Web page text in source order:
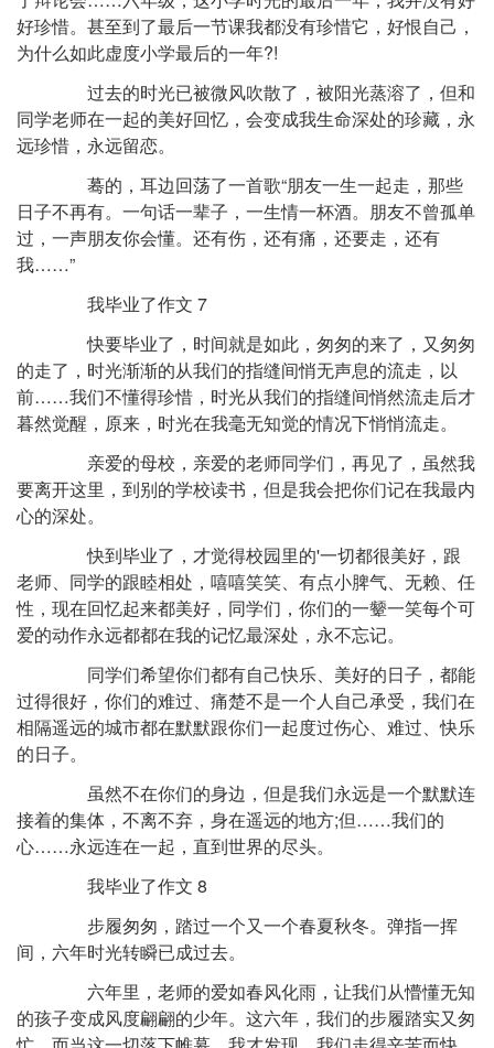
好珍惜。甚至到了最后一节课我都没有珍惜它，好恨自己，
为什么如此虚度小学最后的一年?!
过去的时光已被微风吹散了，被阳光蒸溶了，但和
同学老师在一起的美好回忆，会变成我生命深处的珍藏，永
远珍惜，永远留恋。
蓦的，耳边回荡了一首歌“朋友一生一起走，那些
日子不再有。一句话一辈子，一生情一杯酒。朋友不曾孤单
过，一声朋友你会懂。还有伤，还有痛，还要走，还有
我……”
我毕业了作文 7
快要毕业了，时间就是如此，匆匆的来了，又匆匆
的走了，时光渐渐的从我们的指缝间悄无声息的流走，以
前……我们不懂得珍惜，时光从我们的指缝间悄然流走后才
暮然觉醒，原来，时光在我毫无知觉的情况下悄悄流走。
亲爱的母校，亲爱的老师同学们，再见了，虽然我
要离开这里，到别的学校读书，但是我会把你们记在我最内
心的深处。
快到毕业了，才觉得校园里的'一切都很美好，跟
老师、同学的跟睦相处，嘻嘻笑笑、有点小脾气、无赖、任
性，现在回忆起来都美好，同学们，你们的一颦一笑每个可
爱的动作永远都都在我的记忆最深处，永不忘记。
同学们希望你们都有自己快乐、美好的日子，都能
过得很好，你们的难过、痛楚不是一个人自己承受，我们在
相隔遥远的城市都在默默跟你们一起度过伤心、难过、快乐
的日子。
虽然不在你们的身边，但是我们永远是一个默默连
接着的集体，不离不弃，身在遥远的地方;但……我们的
心……永远连在一起，直到世界的尽头。
我毕业了作文 8
步履匆匆，踏过一个又一个春夏秋冬。弹指一挥
间，六年时光转瞬已成过去。
六年里，老师的爱如春风化雨，让我们从懵懂无知
的孩子变成风度翩翩的少年。这六年，我们的步履踏实又匆